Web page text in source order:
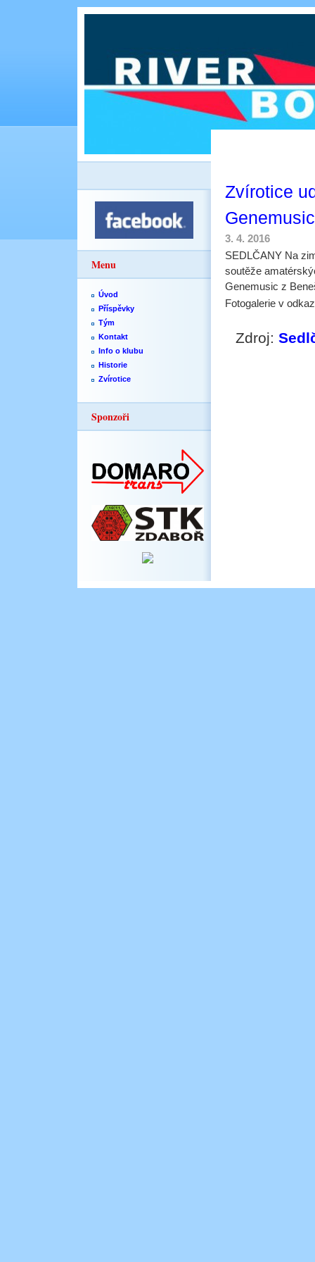
Menu
Úvod
Příspěvky
Tým
Kontakt
Info o klubu
Historie
Zvírotice
Sponzoři
Zvírotice
Genemusic
3. 4. 2016
SEDLČANY Na
soutěže
Genemusic z
Fotogalerie v
Zdroj: